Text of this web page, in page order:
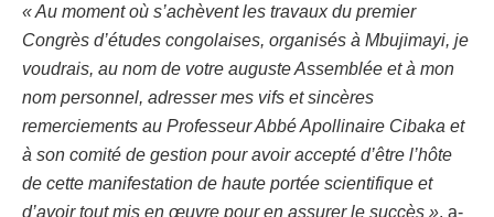
« Au moment où s’achèvent les travaux du premier
Congrès d’études congolaises, organisés à Mbujimayi, je
voudrais, au nom de votre auguste Assemblée et à mon
nom personnel, adresser mes vifs et sincères
remerciements au Professeur Abbé Apollinaire Cibaka et
à son comité de gestion pour avoir accepté d’être l’hôte
de cette manifestation de haute portée scientifique et
d’avoir tout mis en œuvre pour en assurer le succès », a-